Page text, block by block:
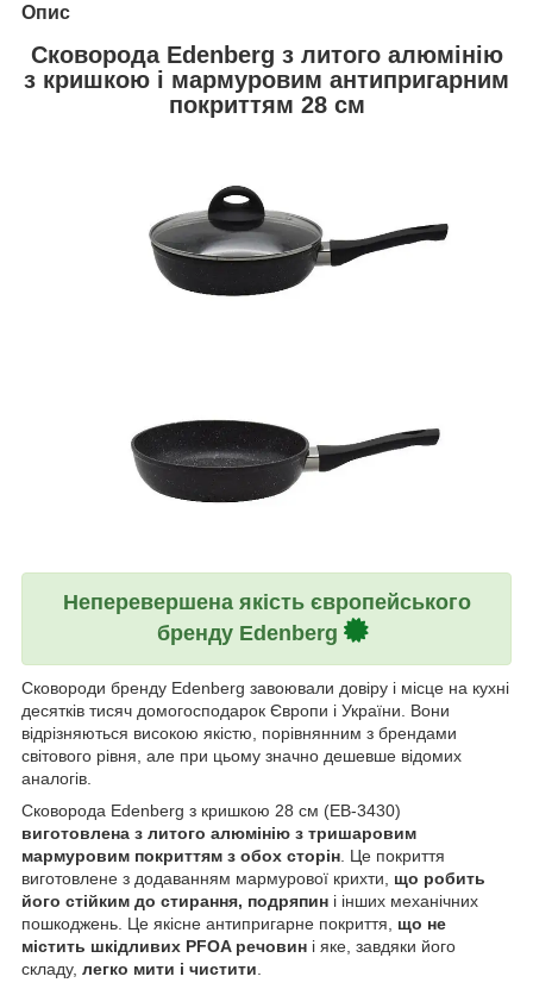
Опис
Сковорода Edenberg з литого алюмінію
з кришкою і мармуровим антипригарним
покриттям 28 см
Неперевершена якість європейського
бренду Edenberg
Сковороди бренду Edenberg завоювали довіру і місце на кухні
десятків тисяч домогосподарок Європи і України. Вони
відрізняються високою якістю, порівнянним з брендами
світового рівня, але при цьому значно дешевше відомих
аналогів.
Сковорода Edenberg з кришкою 28 см (EB-3430)
виготовлена з литого алюмінію з тришаровим
мармуровим покриттям з обох сторін . Це покриття
виготовлене з додаванням мармурової крихти, що робить
його стійким до стирання, подряпин і інших механічних
пошкоджень. Це якісне антипригарне покриття, що не
містить шкідливих PFOA речовин і яке, завдяки його
складу, легко мити і чистити